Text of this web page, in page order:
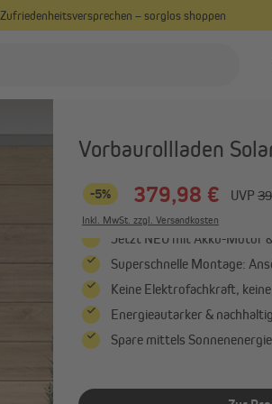
Zufriedenheitsversprechen – sorglos shoppen
Rollladenpanzer nach Maß
Außenjalousien nach Maß
Mittelmastschirme
Ampelschirme
Sonnenschirmständer
Vorbaurollladen
-5% 379,98 € UVP
Inkl. MwSt. zzgl. Versandkosten
Jetzt NEU mit Akku-Motor
Superschnelle Montage:
Keine Elektrofachkraft,
Energieautarker &
Spare mittels